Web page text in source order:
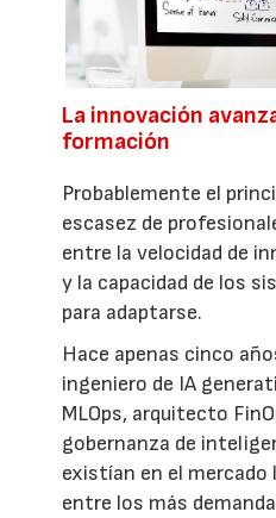
La innovación
formación
Probablemente el
escasez de
entre la velocidad de
y la capacidad de los
para adaptarse.
Hace apenas cinco
ingeniero de IA
MLOps, arquitecto
gobernanza de
existían en el mercado
entre los más